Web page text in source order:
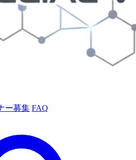
ー募集 FAQ